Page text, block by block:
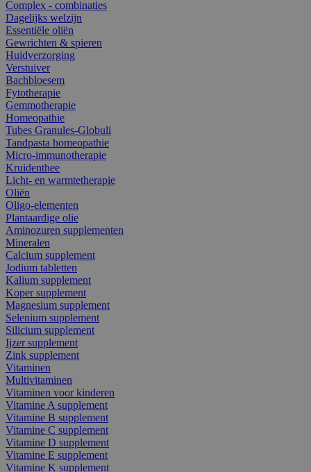
Complex - combinaties
Dagelijks welzijn
Essentiële oliën
Gewrichten & spieren
Huidverzorging
Verstuiver
Bachbloesem
Fytotherapie
Gemmotherapie
Homeopathie
Tubes Granules-Globuli
Tandpasta homeopathie
Micro-immunotherapie
Kruidenthee
Licht- en warmtetherapie
Oliën
Oligo-elementen
Plantaardige olie
Aminozuren supplementen
Mineralen
Calcium supplement
Jodium tabletten
Kalium supplement
Koper supplement
Magnesium supplement
Selenium supplement
Silicium supplement
Ijzer supplement
Zink supplement
Vitaminen
Multivitaminen
Vitaminen voor kinderen
Vitamine A supplement
Vitamine B supplement
Vitamine C supplement
Vitamine D supplement
Vitamine E supplement
Vitamine K supplement